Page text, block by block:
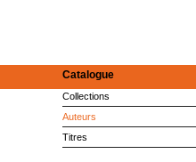
Catalogue
Collections
Auteurs
Titres